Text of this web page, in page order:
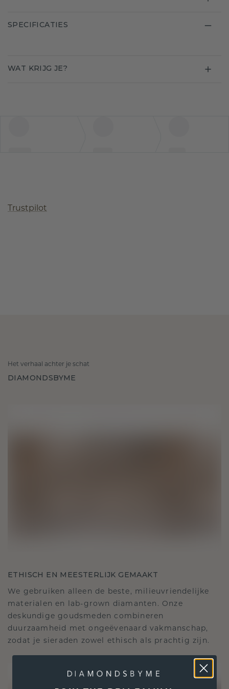
SPECIFICATIES
WAT KRIJG JE?
Trustpilot
Het verhaal achter je schat
DIAMONDSBYME
ETHISCH EN MEESTERLIJK GEMAAKT
We gebruiken alleen de beste, milieuvriendelijke
materialen en lab-grown diamanten. Onze
deskundige goudsmeden combineren
duurzaamheid met ongeëvenaard vakmanschap,
zodat je sieraden zowel ethisch als prachtig zijn.